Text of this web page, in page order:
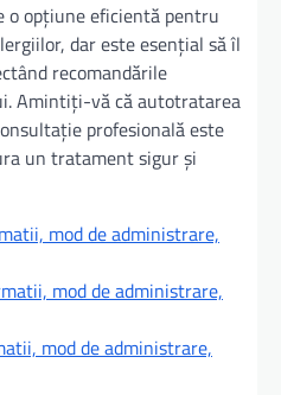
o opțiune eficientă pentru
dar este esențial să îl
recomandările
Amintiți-vă că autotratarea
profesională este
un tratament sigur și
mod de administrare,
mod de administrare,
mod de administrare,